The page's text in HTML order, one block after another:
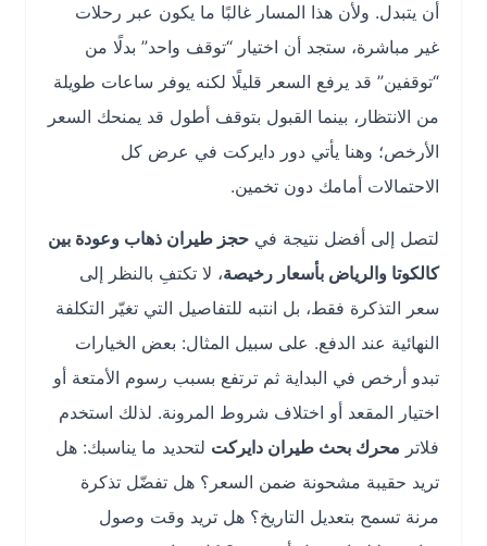
أن يتبدل. ولأن هذا المسار غالبًا ما يكون عبر رحلات
غير مباشرة، ستجد أن اختيار “توقف واحد” بدلًا من
“توقفين” قد يرفع السعر قليلًا لكنه يوفر ساعات طويلة
من الانتظار، بينما القبول بتوقف أطول قد يمنحك السعر
الأرخص؛ وهنا يأتي دور دايركت في عرض كل
الاحتمالات أمامك دون تخمين.
لتصل إلى أفضل نتيجة فيحجز طيران ذهاب وعودة بين
كالكوتا والرياض بأسعار رخيصة ، لا تكتفِ بالنظر إلى
سعر التذكرة فقط، بل انتبه للتفاصيل التي تغيّر التكلفة
النهائية عند الدفع. على سبيل المثال: بعض الخيارات
تبدو أرخص في البداية ثم ترتفع بسبب رسوم الأمتعة أو
اختيار المقعد أو اختلاف شروط المرونة. لذلك استخدم
محرك بحث طيران دايركتلتحديد ما يناسبك: هل
تريد حقيبة مشحونة ضمن السعر؟ هل تفضّل تذكرة
مرنة تسمح بتعديل التاريخ؟ هل تريد وقت وصول